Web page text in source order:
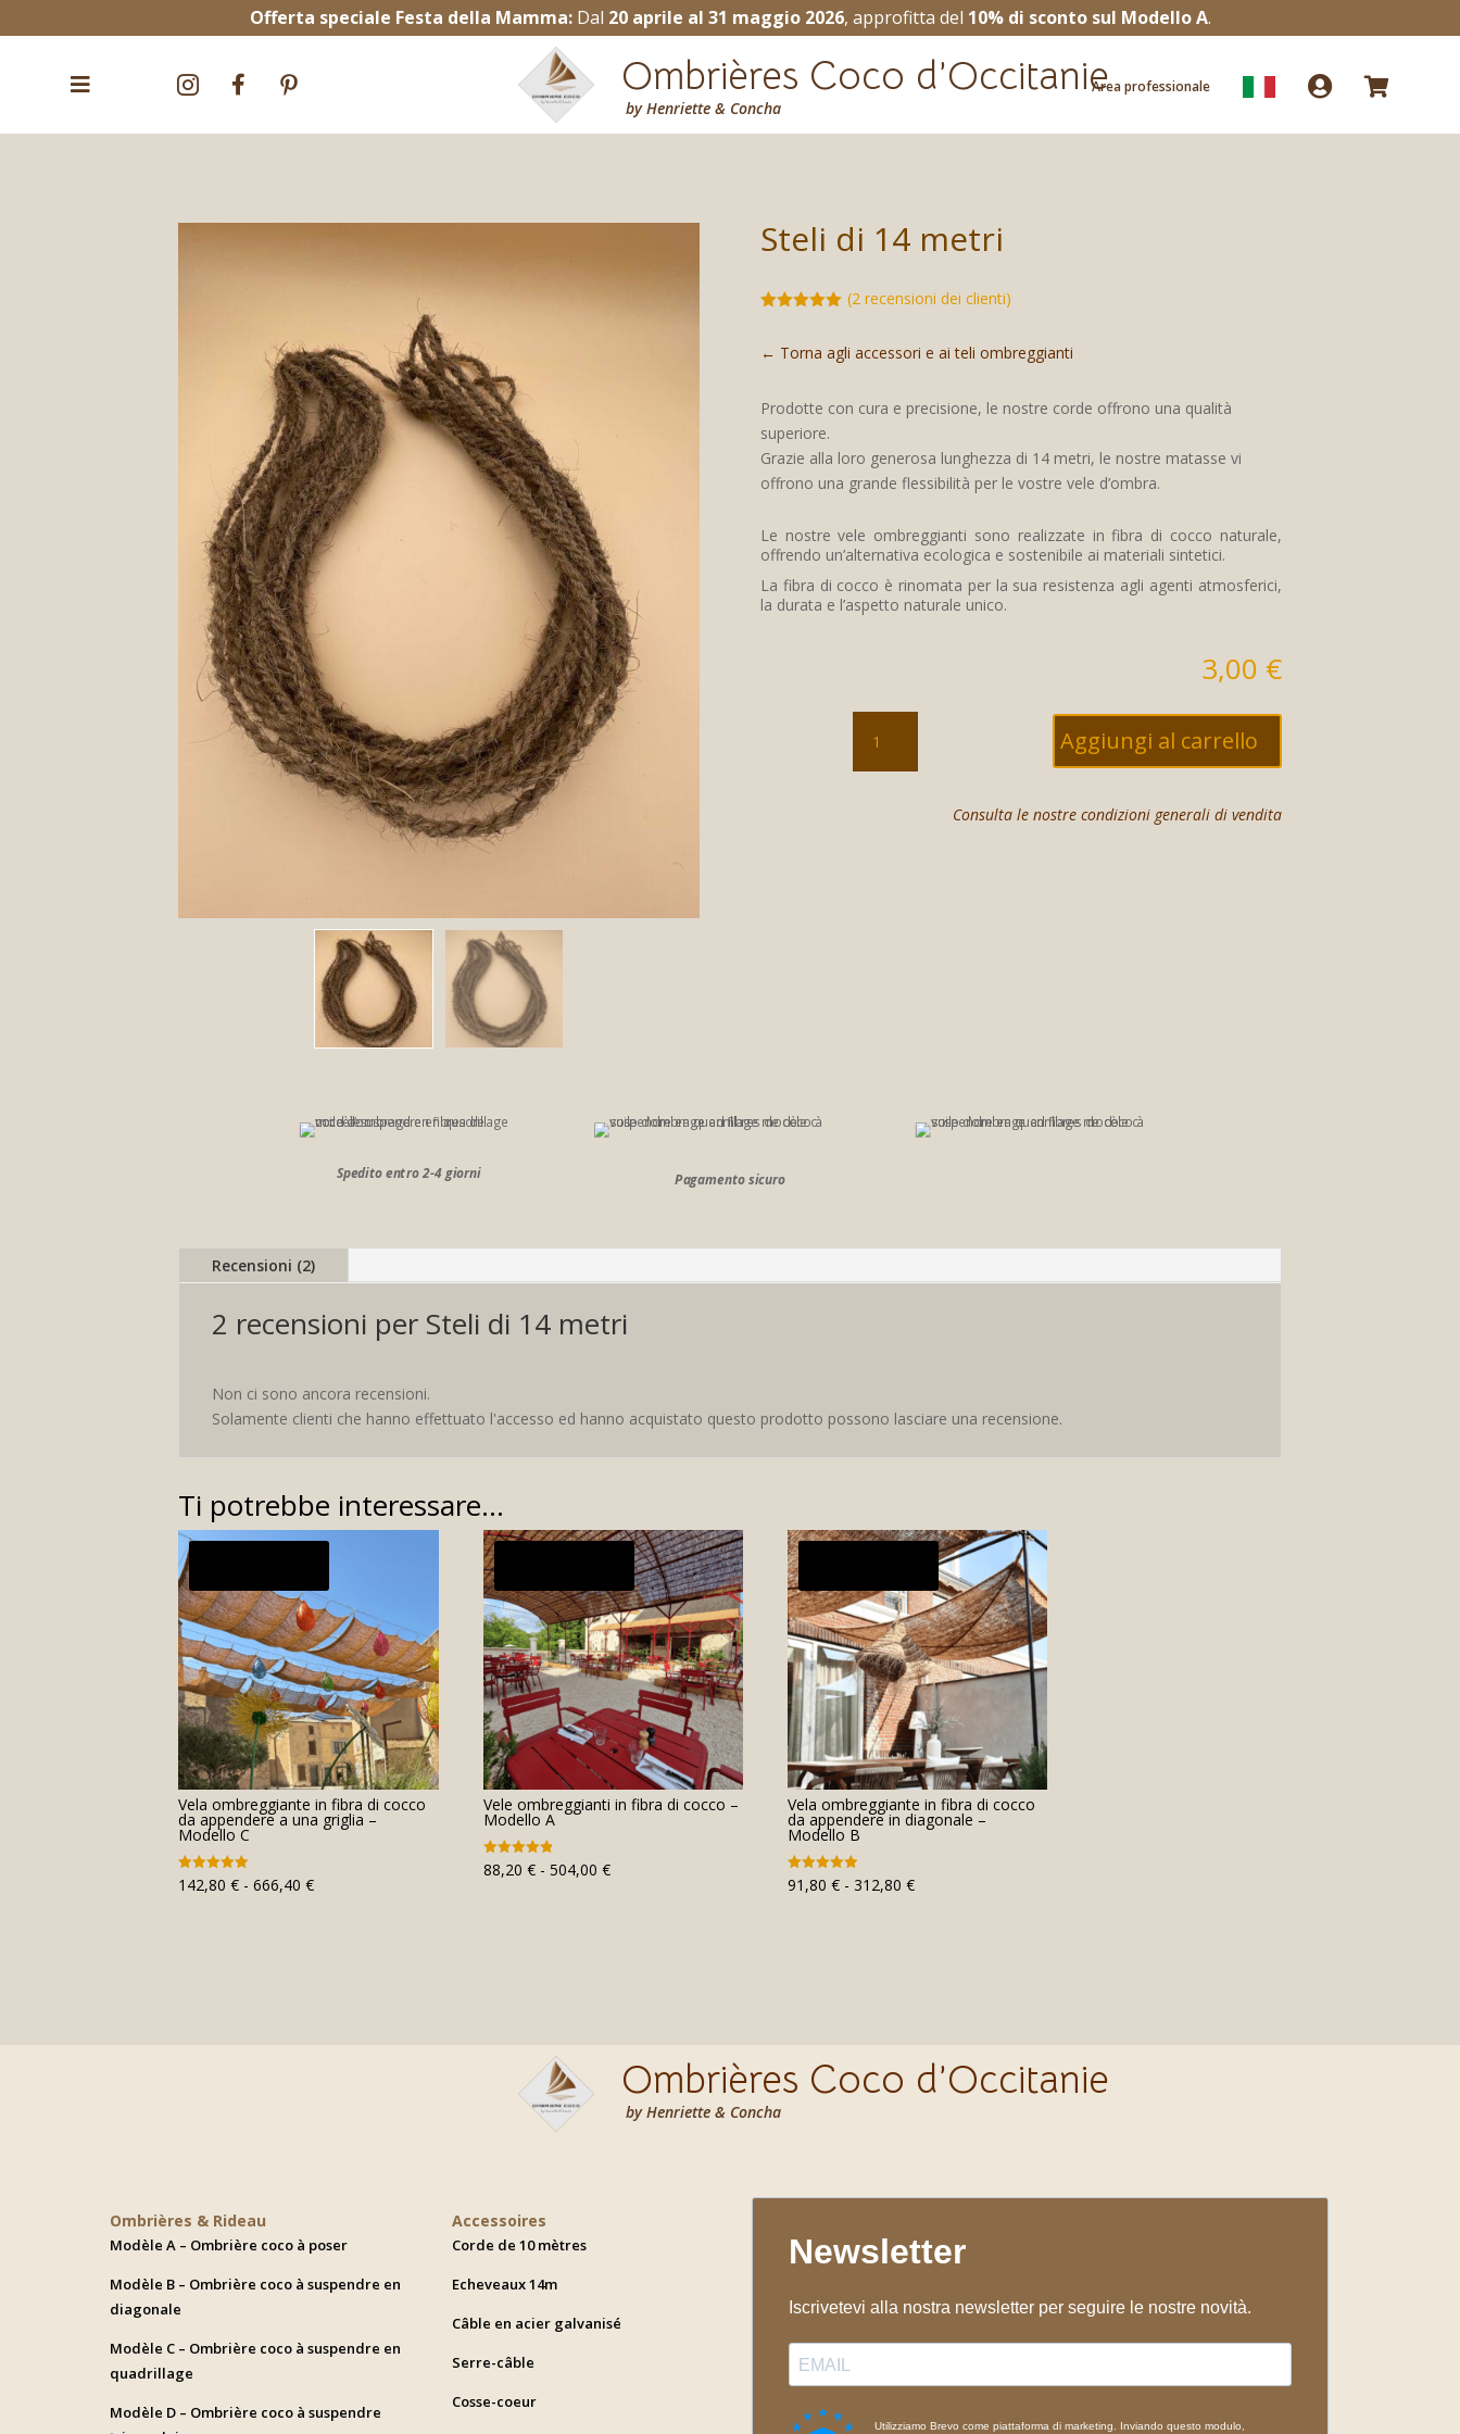
Offerta speciale Festa della Mamma:Dal 20 aprile al 31 maggio 2026, approfitta del 10% di sconto sul Modello A.
    Area professionale  
Ombrières Coco d’Occitanie
byHenriette & Concha
Steli di 14 metri
su base
(2 recensioni dei clienti)
← Torna agli accessori e ai teli ombreggianti
Prodotte con cura e precisione, le nostre corde offrono una qualità
superiore.
Grazie alla loro generosa lunghezza di 14 metri, le nostre matasse vi
offrono una grande flessibilità per le vostre vele d’ombra.
Le nostre vele ombreggianti sono realizzate in fibra di cocco naturale,
offrendo un’alternativa ecologica e sostenibile ai materiali sintetici.
La fibra di cocco è rinomata per la sua resistenza agli agenti atmosferici,
la durata e l’aspetto naturale unico.
3,00 €
Steli
metri
Aggiungi al carrello
Consulta le nostre condizioni generali di vendita
Spedito entro 2-4 giorni Pagamento sicuro
Recensioni (2)
2 recensioni per Steli di 14 metri
Non ci sono ancora recensioni.
Solamente clienti che hanno effettuato l'accesso ed hanno acquistato questo prodotto possono lasciare una recensione.
Ti potrebbe interessare…
Vela ombreggiante in fibra di cocco
da appendere a una griglia –
Modello C
Valutato
4.94
142,80€ - 666,40€Fascia
Vele ombreggianti in fibra di cocco –
Modello A
Valutato
4.91
88,20 € - 504,00 €Fascia
Vela ombreggiante in fibra di cocco
da appendere in diagonale –
Modello B
Valutato
4.95
91,80 € - 312,80 €Fascia
Ombrières Coco d’Occitanie
by Henriette & Concha
Ombrières & Rideau
Modèle A – Ombrière coco à poser
Modèle B – Ombrière coco à suspendre en
diagonale
Modèle C – Ombrière coco à suspendre en
quadrillage
Modèle D – Ombrière coco à suspendre
Accessoires
Corde de 10 mètres
Echeveaux 14m
Câble en acier galvanisé
Serre-câble
Cosse-coeur